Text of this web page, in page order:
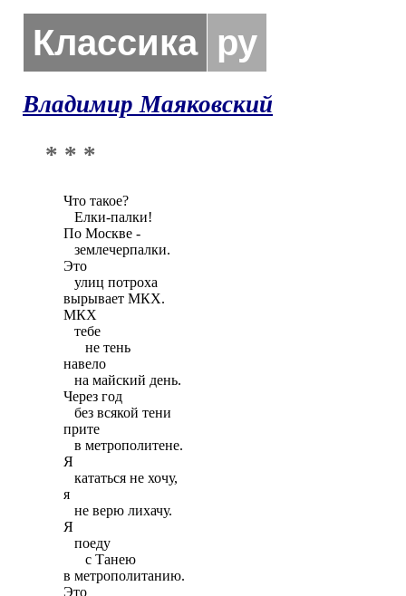
Классика ру
Владимир Маяковский
* * *
Что такое?
   Елки-палки!
По Москве -
   землечерпалки.
Это
   улиц потроха
вырывает МКХ.
МКХ
   тебе
      не тень
навело
   на майский день.
Через год
   без всякой тени
прите
   в метрополитене.
Я
   кататься не хочу,
я
   не верю лихачу.
Я
   поеду
      с Танею
в метрополитанию.
Это